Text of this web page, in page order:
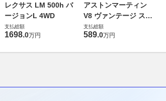
レクサス LM 500h バ
ージョンL 4WD
支払総額
1698.0万円
アストンマーティン
V8 ヴァンテージ スポ
ーツシフト
支払総額
589.0万円